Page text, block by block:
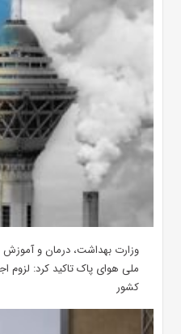
وزارت بهداشت، درمان و آموزش
ملی هوای پاک تاکید کرد: لزوم
کشور